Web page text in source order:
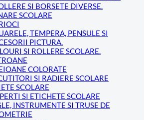
SI BORSETE DIVERSE.
SCOLARE
TEMPERA, PENSULE SI
PICTURA.
SI ROLLERE SCOLARE.
COLORATE
SI RADIERE SCOLARE
SCOLARE
SI ETICHETE SCOLARE
INSTRUMENTE SI TRUSE DE